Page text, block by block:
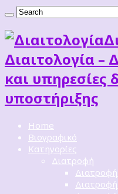
Διαιτολογία –
και υπηρεσίες
υποστήριξης
Home
Βιογραφικό
Κατηγορίες
Διατροφή
Διατροφή